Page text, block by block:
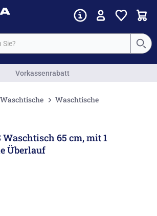
Vorkassenrabatt
Waschtische Waschtische
Waschtisch 65 cm, mit 1
Überlauf